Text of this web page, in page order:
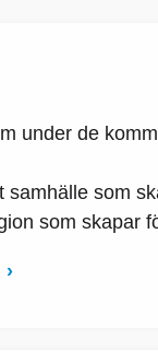
under de
samhälle som
som skapar